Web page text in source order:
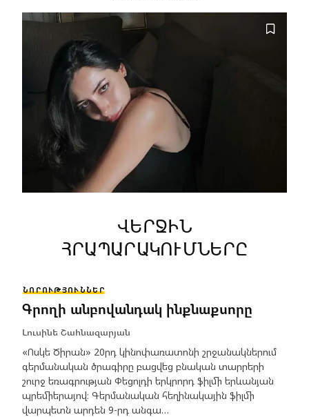
ՎԵՐՋԻՆ
ՀՐԱՊԱՐԱԿՈՒՄՆԵՐԸ
ՆՈՐՈՒԹՅՈՒՆՆԵՐ
Գրողի անբովանդակ ինքնաքսորը
Լուսինե Շահնազարյան
«Ոսկե Ծիրան» 20րդ կինոփառատոնի շրջանակներում
գերմանական ծրագիրը բացվեց բնական տարրերի
շուրջ եռագրության Փեցոլդի երկրորդ ֆիլմի երևանյան
պրեմիերայով։ Գերմանական հեղինակային ֆիլմի
վարպետն արդեն 9-րդ անգա…